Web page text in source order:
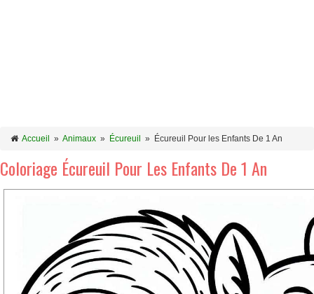
Accueil » Animaux » Écureuil » Écureuil Pour les Enfants De 1 An
Coloriage Écureuil Pour Les Enfants De 1 An